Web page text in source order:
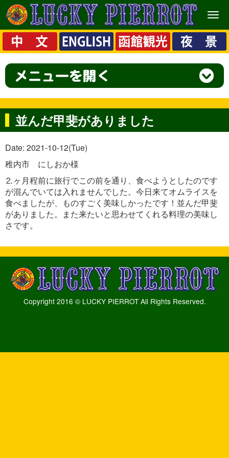
メ
ニ
ュ
ー
並んだ甲斐がありました
Date: 2021-10-12(Tue)
稚内市 にしおか様
⒉ヶ月程前に旅行でこの前を通り、食べようとしたのです
が混んでいては入れませんでした。今日来てオムライスを
食べましたが、ものすごく美味しかったです！並んだ甲斐
がありました。また来たいと思わせてくれる料理の美味し
さです。
Copyright 2016 © LUCKY PIERROT All Rights Reserved.